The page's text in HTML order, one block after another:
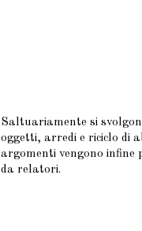
Saltuariamente si
oggetti, arredi e riciclo di
argomenti vengono
da relatori.